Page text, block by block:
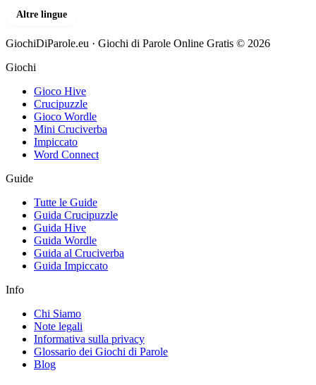
Altre lingue
GiochiDiParole.eu · Giochi di Parole Online Gratis © 2026
Giochi
Gioco Hive
Crucipuzzle
Gioco Wordle
Mini Cruciverba
Impiccato
Word Connect
Guide
Tutte le Guide
Guida Crucipuzzle
Guida Hive
Guida Wordle
Guida al Cruciverba
Guida Impiccato
Info
Chi Siamo
Note legali
Informativa sulla privacy
Glossario dei Giochi di Parole
Blog